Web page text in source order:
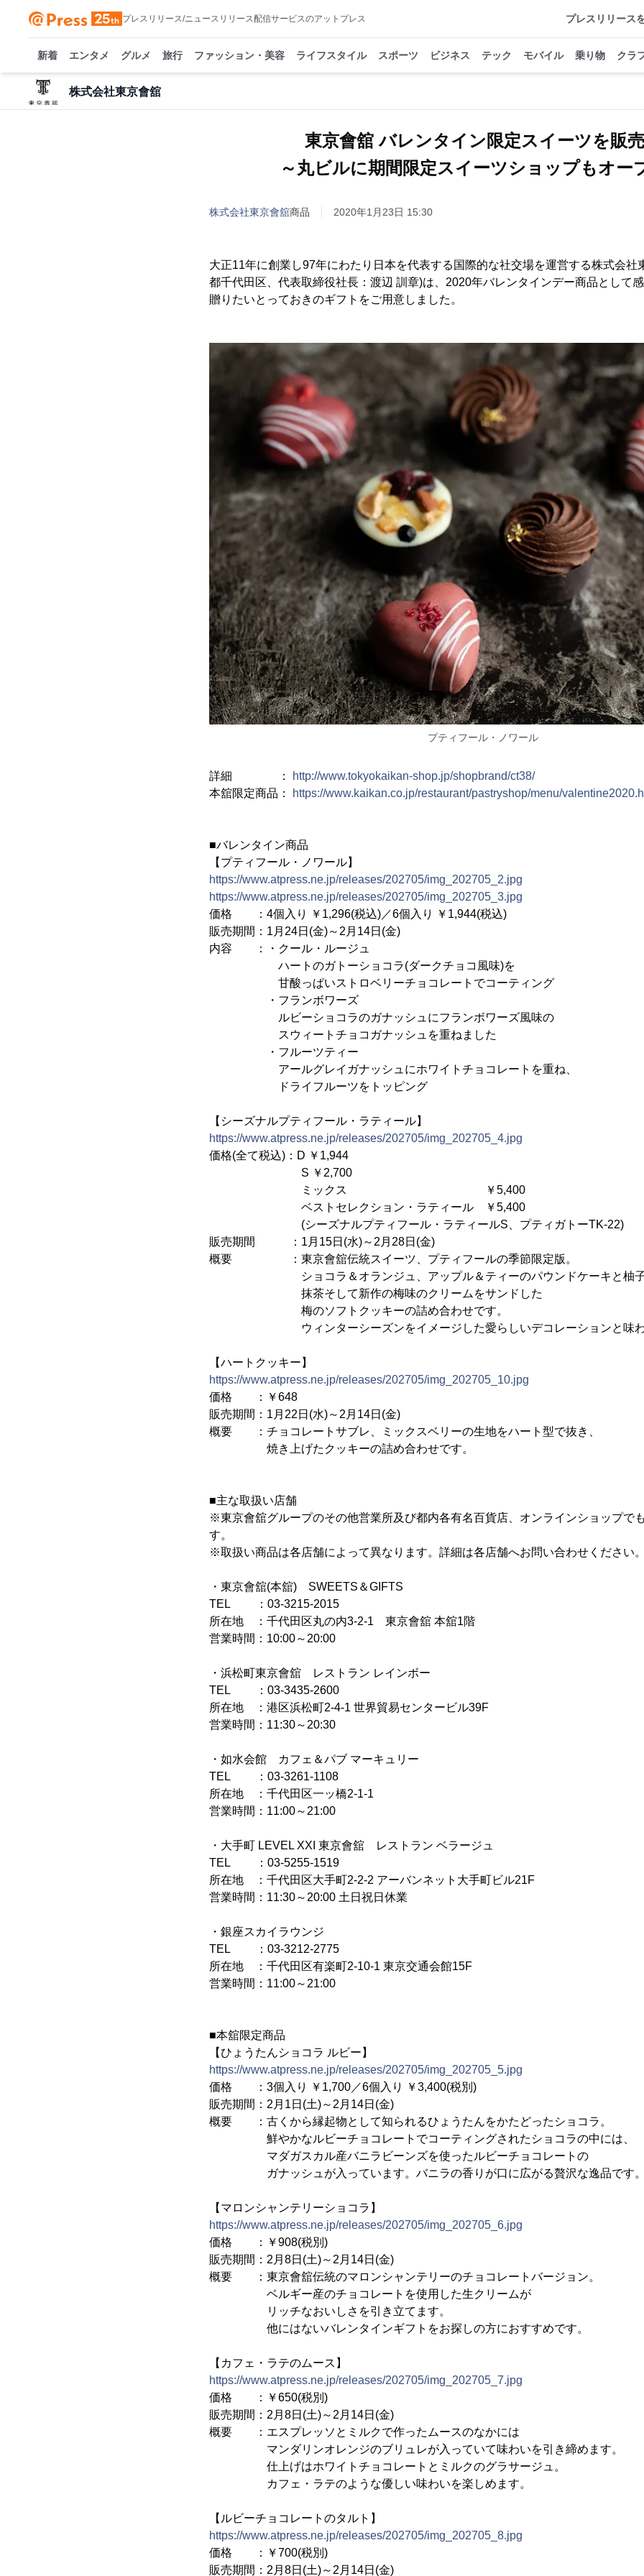
プレスリリース/ニュースリリース配信サービスのアットプレス プレスリリース
新着 エンタメ グルメ 旅行 ファッション・美容 ライフスタイル スポーツ ビジネス テック モバイル 乗り物 クラ
株式会社東京會舘
東京會舘 バレンタイン限定スイーツを
～丸ビルに期間限定スイーツショップもオー
株式会社東京會舘商品 2020年1月23日 15:30
大正11年に創業し97年にわたり日本を代表する国際的な社交場を運営する株式会社
都千代田区、代表取締役社長：渡辺 訓章)は、2020年バレンタインデー商品として
贈りたいとっておきのギフトをご用意しました。
プティフール・ノワール
詳細 ：
http://www.tokyokaikan-shop.jp/shopbrand/ct38/
本舘限定商品：
https://www.kaikan.co.jp/restaurant/pastryshop/menu/
■バレンタイン商品
【プティフール・ノワール】
https://www.atpress.ne.jp/releases/202705/img_202705_2.jpg
https://www.atpress.ne.jp/releases/202705/img_202705_3.jpg
価格 ：4個入り ￥1,296(税込)／6個入り ￥1,944(税込)
販売期間：1月24日(金)～2月14日(金)
内容 ：・クール・ルージュ
ハートのガトーショコラ(ダークチョコ風味)を
甘酸っぱいストロベリーチョコレートでコーティング
・フランボワーズ
ルビーショコラのガナッシュにフランボワーズ風味の
スウィートチョコガナッシュを重ねました
・フルーツティー
アールグレイガナッシュにホワイトチョコレートを重ね、
ドライフルーツをトッピング
【シーズナルプティフール・ラティール】
https://www.atpress.ne.jp/releases/202705/img_202705_4.jpg
価格(全て税込)：D ￥1,944
S ￥2,700
ミックス ￥5,400
ベストセレクション・ラティール ￥5,400
(シーズナルプティフール・ラティールS、プティガトーTK-22)
販売期間 ：1月15日(水)～2月28日(金)
概要 ：東京會舘伝統スイーツ、プティフールの季節限定版。
ショコラ＆オランジュ、アップル＆ティーのパウンドケーキと柚
抹茶そして新作の梅味のクリームをサンドした
梅のソフトクッキーの詰め合わせです。
ウィンターシーズンをイメージした愛らしいデコレーションと味わ
【ハートクッキー】
https://www.atpress.ne.jp/releases/202705/img_202705_10.jpg
価格 ：￥648
販売期間：1月22日(水)～2月14日(金)
概要 ：チョコレートサブレ、ミックスベリーの生地をハート型で抜き、
焼き上げたクッキーの詰め合わせです。
■主な取扱い店舗
※東京會舘グループのその他営業所及び都内各有名百貨店、オンラインショップで
す。
※取扱い商品は各店舗によって異なります。詳細は各店舗へお問い合わせください
・東京會舘(本舘) SWEETS＆GIFTS
TEL ：03-3215-2015
所在地 ：千代田区丸の内3-2-1 東京會舘 本舘1階
営業時間：10:00～20:00
・浜松町東京會舘 レストラン レインボー
TEL ：03-3435-2600
所在地 ：港区浜松町2-4-1 世界貿易センタービル39F
営業時間：11:30～20:30
・如水会館 カフェ＆パブ マーキュリー
TEL ：03-3261-1108
所在地 ：千代田区一ッ橋2-1-1
営業時間：11:00～21:00
・大手町 LEVEL XXI 東京會舘 レストラン ベラージュ
TEL ：03-5255-1519
所在地 ：千代田区大手町2-2-2 アーバンネット大手町ビル21F
営業時間：11:30～20:00 土日祝日休業
・銀座スカイラウンジ
TEL ：03-3212-2775
所在地 ：千代田区有楽町2-10-1 東京交通会館15F
営業時間：11:00～21:00
■本舘限定商品
【ひょうたんショコラ ルビー】
https://www.atpress.ne.jp/releases/202705/img_202705_5.jpg
価格 ：3個入り ￥1,700／6個入り ￥3,400(税別)
販売期間：2月1日(土)～2月14日(金)
概要 ：古くから縁起物として知られるひょうたんをかたどったショコラ。
鮮やかなルビーチョコレートでコーティングされたショコラの中には、
マダガスカル産バニラビーンズを使ったルビーチョコレートの
ガナッシュが入っています。バニラの香りが口に広がる贅沢な逸品です
【マロンシャンテリーショコラ】
https://www.atpress.ne.jp/releases/202705/img_202705_6.jpg
価格 ：￥908(税別)
販売期間：2月8日(土)～2月14日(金)
概要 ：東京會舘伝統のマロンシャンテリーのチョコレートバージョン。
ベルギー産のチョコレートを使用した生クリームが
リッチなおいしさを引き立てます。
他にはないバレンタインギフトをお探しの方におすすめです。
【カフェ・ラテのムース】
https://www.atpress.ne.jp/releases/202705/img_202705_7.jpg
価格 ：￥650(税別)
販売期間：2月8日(土)～2月14日(金)
概要 ：エスプレッソとミルクで作ったムースのなかには
マンダリンオレンジのブリュレが入っていて味わいを引き締めます。
仕上げはホワイトチョコレートとミルクのグラサージュ。
カフェ・ラテのような優しい味わいを楽しめます。
【ルビーチョコレートのタルト】
https://www.atpress.ne.jp/releases/202705/img_202705_8.jpg
価格 ：￥700(税別)
販売期間：2月8日(土)～2月14日(金)